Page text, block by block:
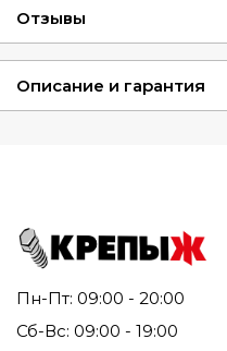
Отзывы
Описание и гарантия
Пн-Пт: 09:00 - 20:00
Сб-Вс: 09:00 - 19:00